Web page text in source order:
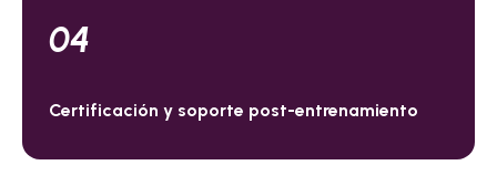
04
Certificación y soporte post-entrenamiento